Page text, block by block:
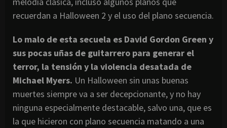
recuerdan a Halloween 2 y el uso del plano secuencia.
Lo malo de esta secuela es David Gordon Green y
sus pocas uñas de guitarrero para generar el
terror, la tensión y la violencia desatada de
Michael Myers. Un Halloween sin unas buenas
muertes siempre va a ser decepcionante, y no hay
ninguna especialmente destacable, salvo una, que es
la que hicieron con plano secuencia matando a una